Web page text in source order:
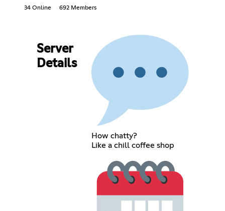
34 Online 692 Members
Server
Details
How chatty?
Like a chill coffee shop